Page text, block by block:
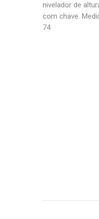
nivelador de
com chave.
74